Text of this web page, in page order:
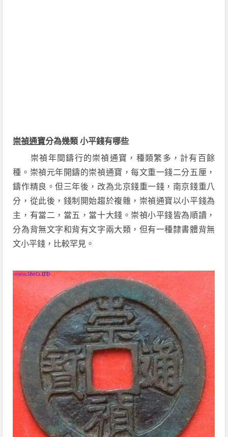
崇禎通寶分為幾類 小平錢有哪些
崇禎年間鑄行的崇禎通寶，種類繁多，計有百餘
種。崇禎元年開鑄的崇禎通寶，每文重一錢二分五厘，
鑄作精良。但三年後，改為北京錢重一錢，南京錢重八
分，從此後，錢制開始趨於複雜，崇禎通寶以小平錢為
主，有當二，當五，當十大錢。崇禎小平錢皆為順讀，
分為背無文字和背有文字兩大類，但有一種隸書體背無
文小平錢，比較罕見。